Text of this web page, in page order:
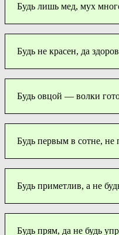
Будь лишь мед, мух
Будь не красен, да
Будь овцой — волки
Будь первым в сотне, не
Будь приметлив, а не
Будь прям, да не будь